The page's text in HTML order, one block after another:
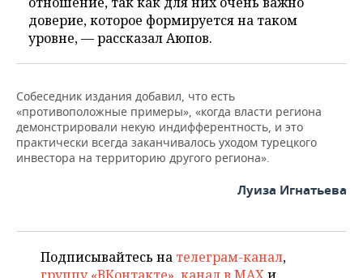
доверие, которое формируется на таком
уровне, — рассказал Аюпов.
Собеседник издания добавил, что есть
«противоположные примеры», «когда власти региона
демонстрировали некую индифферентность, и это
практически всегда заканчивалось уходом турецкого
инвестора на территорию другого региона».
Луиза Игнатьева
Подписывайтесь на телеграм-канал,